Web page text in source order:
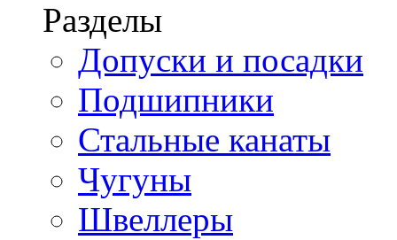
Разделы
Допуски и посадки
Подшипники
Стальные канаты
Чугуны
Швеллеры